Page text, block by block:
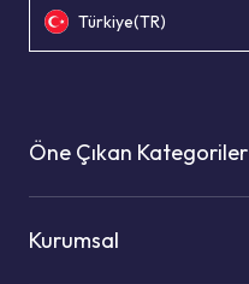
Türkiye(TR)
Öne Çıkan Kategoriler
Kurumsal